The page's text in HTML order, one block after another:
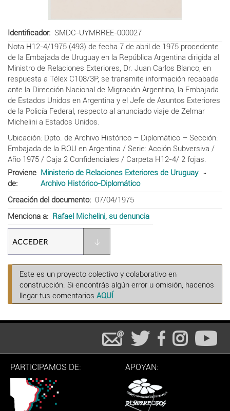
Identificador
SMDC-UYMRREE-000027
Nota H12-4/1975 (493) de fecha 7 de abril de 1975 procedente
de la Embajada de Uruguay en la República Argentina dirigida al
Ministro de Relaciones Exteriores, Dr. Juan Carlos Blanco, en
respuesta a Télex C108/3P, se transmite información recabada
ante la Dirección Nacional de Migración Argentina, la Embajada
de Estados Unidos en Argentina y el Jefe de Asuntos Exteriores
de la Policía Federal, respecto al anunciado viaje de Zelmar
Michelini a Estados Unidos.
Ubicación: Dpto. de Archivo Histórico – Diplomático – Sección:
Embajada de la ROU en Argentina / Serie: Acción Subversiva /
Año 1975 / Caja 2 Confidenciales / Carpeta H12-4/ 2 fojas.
Proviene
de
Ministerio de Relaciones Exteriores de Uruguay
Archivo Histórico-Diplomático
Creación del documento
07/04/1975
Menciona a
Rafael Michelini, su denuncia
Este es un proyecto colectivo y colaborativo en
construcción. Si encontrás algún error u omisión, hacenos
llegar tus comentarios AQUÍ
PARTICIPAMOS DE: APOYAN: